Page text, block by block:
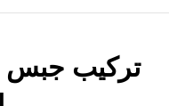
تركيب جبس